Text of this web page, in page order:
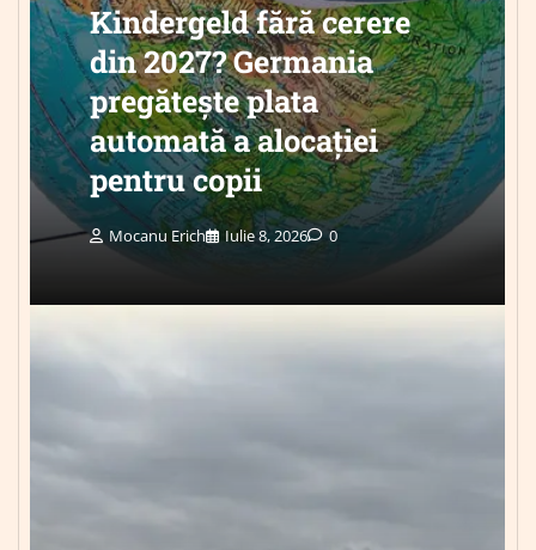
Kindergeld fără cerere
din 2027? Germania
pregătește plata
automată a alocației
pentru copii
Mocanu Erich Iulie 8, 2026 0